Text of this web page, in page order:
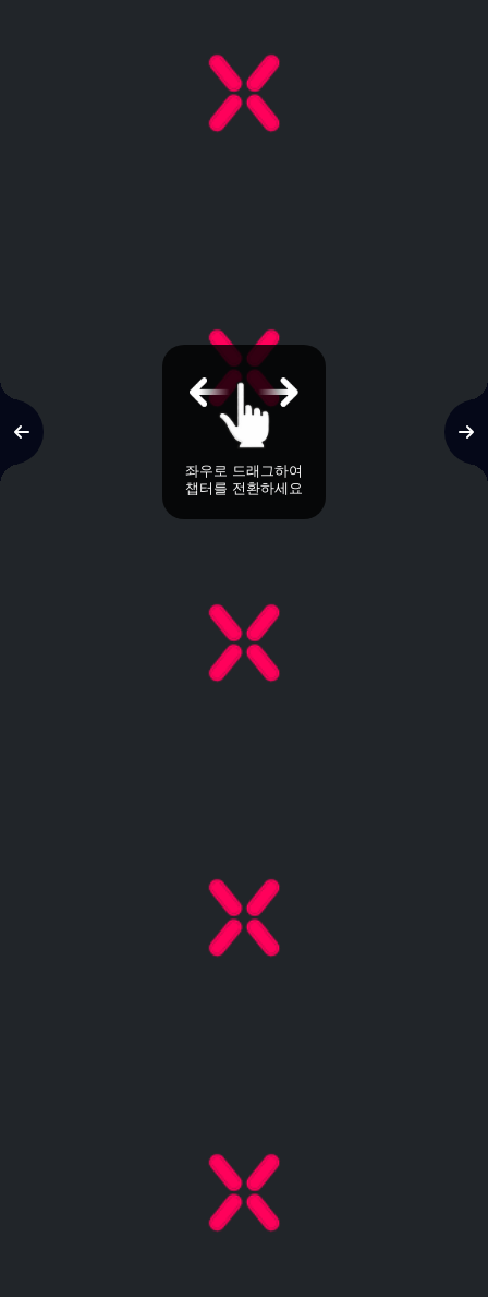
좌우로 드래그하여
챕터를 전환하세요